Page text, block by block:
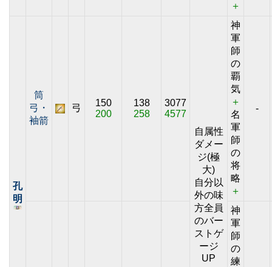
＋
孔
明
筒
弓・
袖箭
弓
150
200
138
258
3077
4577
自属性
ダメー
ジ(極
大)
自分以
外の味
方全員
のバー
ストゲ
ージ
UP
神
軍
師
の
覇
気
＋
名
軍
師
の
将
略
＋
-
神
軍
師
の
練